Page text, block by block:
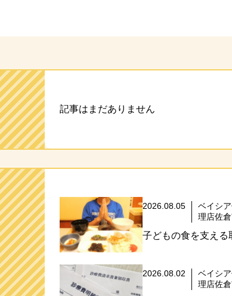
記事はまだありません
2026.08.05
ベイシ
理店佐
子どもの食を支える
2026.08.02
ベイシ
理店佐